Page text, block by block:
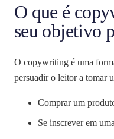
O que é
seu objetivo
O copywriting é uma
persuadir o leitor a tomar
Comprar um
Se inscrever em